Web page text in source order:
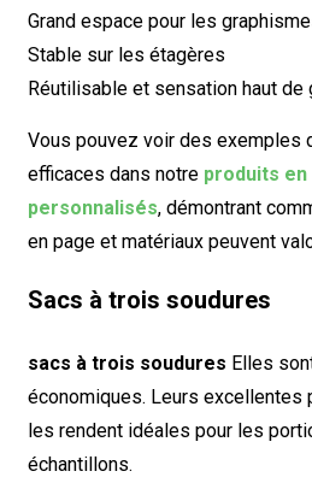
Grand espace pour les
Stable sur les étagères
Réutilisable et sensation haut de
Vous pouvez voir des exemples
efficaces dans notre produits
personnalisés, démontrant
en page et matériaux peuvent
Sacs à trois soudures
sacs à trois soudures Elles
économiques. Leurs excellentes
les rendent idéales pour les
échantillons.